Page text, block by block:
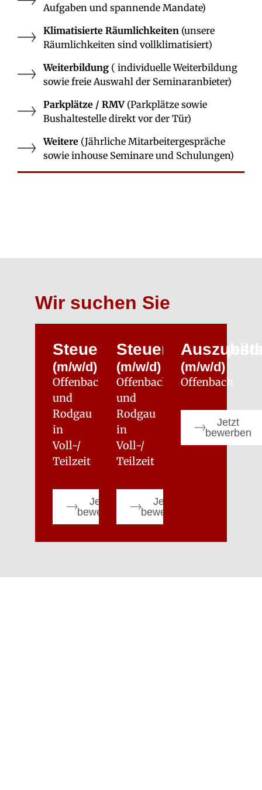
Aufgaben und spannende Mandate)
Klimatisierte Räumlichkeiten (unsere
Räumlichkeiten sind vollklimatisiert)
Weiterbildung( individuelle Weiterbildung
sowie freie Auswahl der Seminaranbieter)
Parkplätze / RMV(Parkplätze sowie
Bushaltestelle direkt vor der Tür)
Weitere(Jährliche Mitarbeitergespräche
sowie inhouse Seminare und Schulungen)
Wir suchen Sie
Steuerfachwirt
(m/w/d)
Offenbach
und
Rodgau
in
Voll-/
Teilzeit
Jetzt
bewerben
(m/w/d)
Offenbach
und
Rodgau
in
Voll-/
Teilzeit
Jetzt
bewerben
(m/w/d)
Offenbach
Jetzt
bewerben